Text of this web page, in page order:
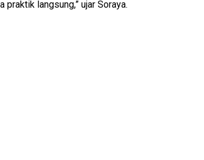
langsung,” ujar Soraya.